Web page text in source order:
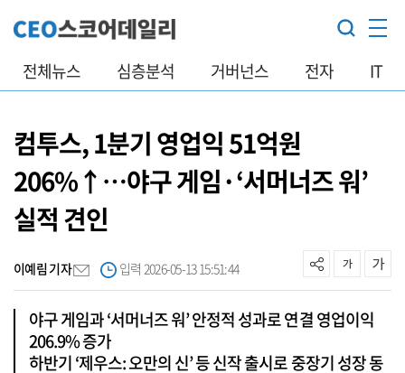
전체뉴스 심층분석 거버넌스 전자 IT
컴투스, 1분기 영업익 51억원
206%↑…야구 게임·‘서머너즈 워’
실적 견인
이예림 기자 입력 2026-05-13 15:51:44
야구 게임과 ‘서머너즈 워’ 안정적 성과로 연결 영업이익
206.9% 증가
하반기 ‘제우스: 오만의 신’ 등 신작 출시로 중장기 성장 동